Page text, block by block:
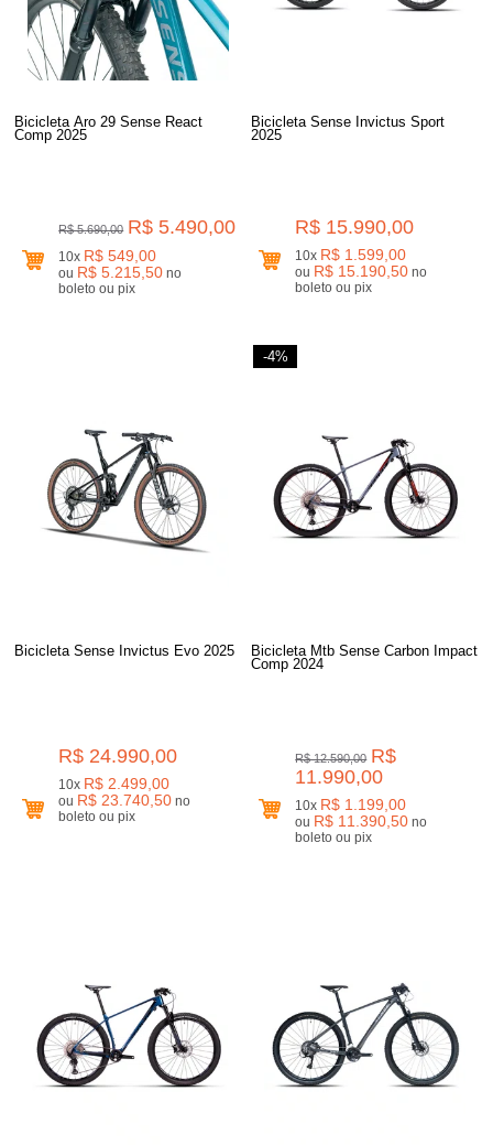
Bicicleta Aro 29 Sense React
Comp 2025
R$ 5.690,00 R$ 5.490,00
10x R$ 549,00
ou R$ 5.215,50 no
boleto ou pix
Bicicleta Sense Invictus Sport
2025
R$ 15.990,00
10x R$ 1.599,00
ou R$ 15.190,50 no
boleto ou pix
Bicicleta Sense Invictus Evo 2025
R$ 24.990,00
10x R$ 2.499,00
ou R$ 23.740,50 no
boleto ou pix
-4%
Bicicleta Mtb Sense Carbon Impact
Comp 2024
R$ 12.590,00 R$
11.990,00
10x R$ 1.199,00
ou R$ 11.390,50 no
boleto ou pix